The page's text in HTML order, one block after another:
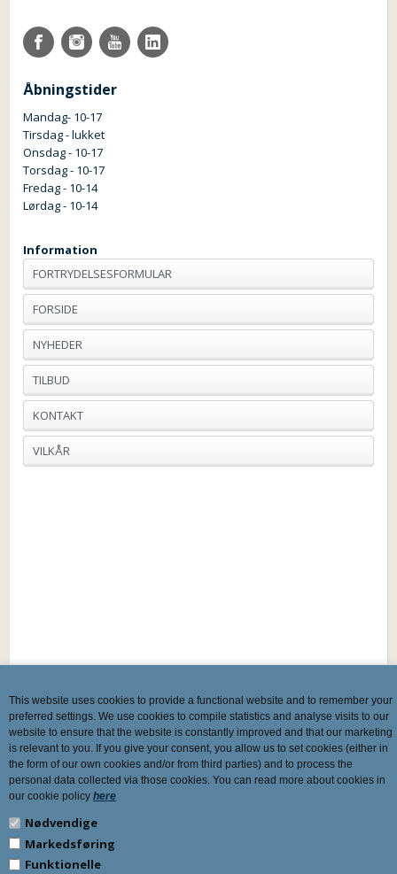
This website uses cookies to provide a functional website and to remember your
preferred settings. We use cookies to compile statistics and analyse visits to our
website to ensure that the website is constantly improved and that our marketing
is relevant to you. If you give your consent, you allow us to set cookies (either in
the form of our own cookies and/or from third parties) and to process the
personal data collected via those cookies. You can read more about cookies in
our cookie policy here
Nødvendige
Markedsføring
Funktionelle
Åbningstider
Mandag- 10-17
Tirsdag - lukket
Onsdag - 10-17
Torsdag - 10-17
Fredag - 10-14
Lørdag - 10-14
Information
FORTRYDELSESFORMULAR
FORSIDE
NYHEDER
TILBUD
KONTAKT
VILKÅR